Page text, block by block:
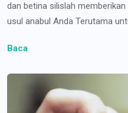
dan betina silislah
usul anabul Anda Terutama
Baca